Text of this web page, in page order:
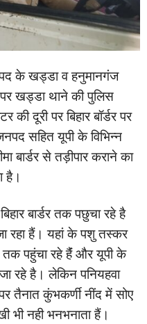
के खड्डा व हनुमानगंज
पर खड्डा थाने की पुलिस
दूरी पर बिहार बॉर्डर पर
सहित यूपी के विभिन्न
बार्डर से तड़ीपार कराने का
है।
बार्डर तक पछुचा रहे है
रहा हैं। यहां के पशु तस्कर
तक पहुंचा रहे हैंं और यूपी के
रहे है। लेकिन पनियहवा
तैनात कुंभकर्णी नींद में सोए
भी नही भनभनाता हैं।